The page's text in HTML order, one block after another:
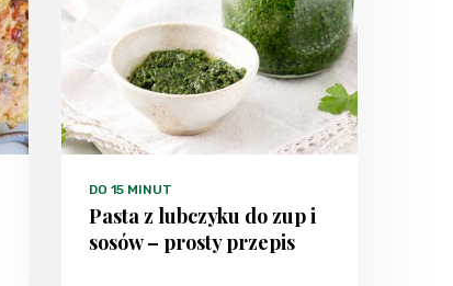
DO 15 MINUT
Pasta z lubczyku do zup i
sosów – prosty przepis